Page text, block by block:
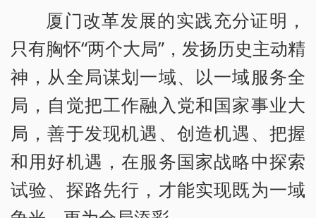
厦门改革发展的实践充分证明，
只有胸怀“两个大局”，发扬历史主动精
神，从全局谋划一域、以一域服务全
局，自觉把工作融入党和国家事业大
局，善于发现机遇、创造机遇、把握
和用好机遇，在服务国家战略中探索
试验、探路先行，才能实现既为一域